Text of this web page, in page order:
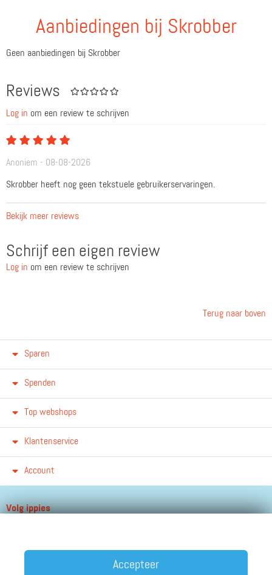
Aanbiedingen bij Skrobber
Geen aanbiedingen bij Skrobber
Reviews
Log in om een review te schrijven
Anoniem - 08-08-2026
Skrobber heeft nog geen tekstuele gebruikerservaringen.
Bekijk meer reviews
Schrijf een eigen review
Log in om een review te schrijven
Terug naar boven
Sparen
Spenden
Top webshops
Klantenservice
Account
Volg ippies
Accepteer